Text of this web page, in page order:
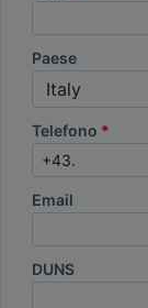
Paese
Telefono
Email
DUNS